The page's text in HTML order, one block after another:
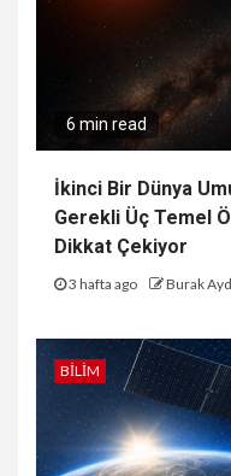
6 min read
İkinci Bir Dünya
Gerekli Üç Temel
Dikkat Çekiyor
3 hafta ago Burak
BILIM